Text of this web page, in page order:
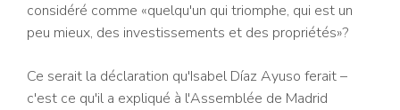
considéré comme «quelqu'un qui triomphe, qui est un
peu mieux, des investissements et des propriétés»?
Ce serait la déclaration qu'Isabel Díaz Ayuso ferait –
c'est ce qu'il a expliqué à l'Assemblée de Madrid